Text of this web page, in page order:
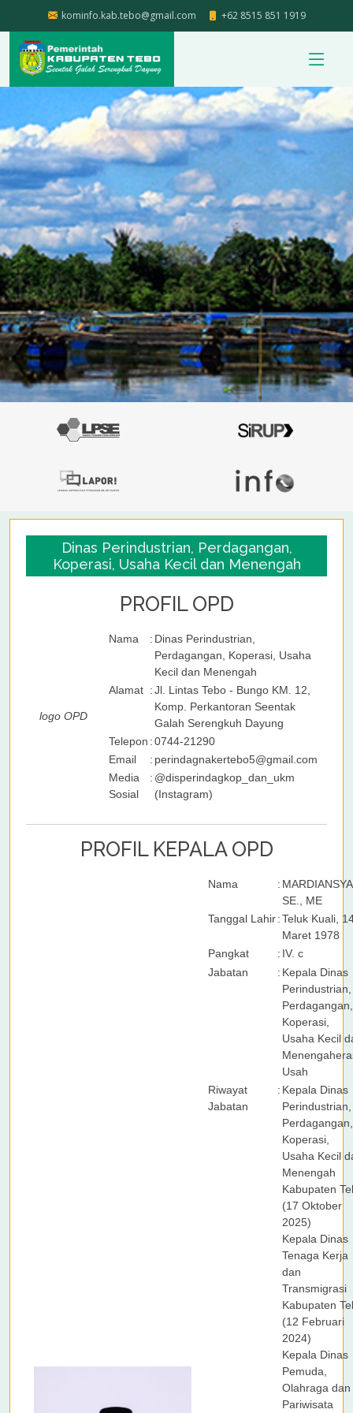
kominfo.kab.tebo@gmail.com +62 8515 851 1919
Dinas Perindustrian, Perdagangan,
Koperasi, Usaha Kecil dan Menengah
PROFIL OPD
logo OPD
Nama : Dinas Perindustrian,
Perdagangan, Koperasi, Usaha
Kecil dan Menengah
Alamat :Jl. Lintas Tebo - Bungo KM. 12,
Komp. Perkantoran Seentak
Galah Serengkuh Dayung
Telepon :0744-21290
Email
: perindagnakertebo5@gmail.com
Media
Sosial
: @disperindagkop_dan_ukm
(Instagram)
PROFIL KEPALA OPD
Nama :
SE., ME
Tanggal Lahir:Teluk Kuali,
Maret 1978
Pangkat
: IV. c
Jabatan
: Kepala Dinas
Perindustrian,
Perdagangan,
Koperasi,
Usaha Kecil
Usah
Riwayat
Jabatan
: Kepala Dinas
Perindustrian,
Perdagangan,
Koperasi,
Usaha Kecil
Menengah
Kabupaten
(17 Oktober
2025)
Kepala Dinas
Tenaga Kerja
dan
Transmigrasi
Kabupaten
(12 Februari
2024)
Kepala Dinas
Pemuda,
Olahraga dan
Pariwisata